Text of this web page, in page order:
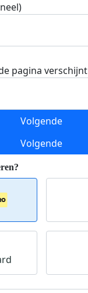
pagina verschijnt
Volgende
Volgende